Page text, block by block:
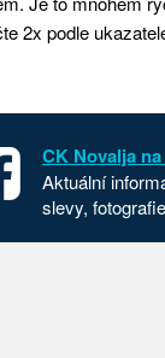
2x podle
CK Novalja
Aktuální
slevy,